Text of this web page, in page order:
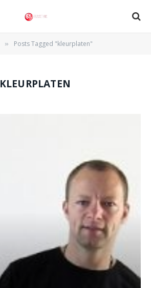
» Posts Tagged "kleurplaten"
KLEURPLATEN